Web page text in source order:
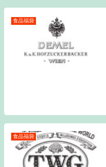
食品福袋
食品福袋